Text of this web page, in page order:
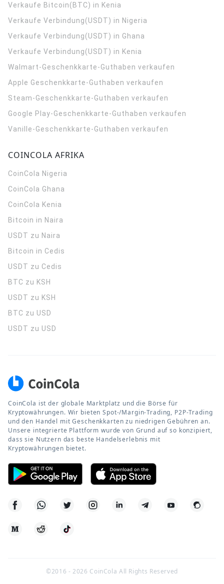
Verkaufe Bitcoin(BTC) in Kenia
Verkaufe Verbindung(USDT) in Nigeria
Verkaufe Verbindung(USDT) in Ghana
Verkaufe Verbindung(USDT) in Kenia
Walmart-Geschenkkarte-Guthaben verkaufen
Apple Geschenkkarte-Guthaben verkaufen
Steam-Geschenkkarte-Guthaben verkaufen
Google Play-Geschenkkarte-Guthaben verkaufen
Vanille-Geschenkkarte-Guthaben verkaufen
COINCOLA AFRIKA
CoinCola Nigeria
CoinCola Ghana
CoinCola Kenia
Bitcoin in Naira
USDT zu Naira
Bitcoin in Cedis
USDT zu Cedis
BTC zu KSH
USDT zu KSH
BTC zu USD
USDT zu USD
CoinCola ist der globale Marktplatz und die Börse für
Kryptowährungen. Wir bieten Spot-/Margin-Trading, P2P-Trading
und den Handel mit Geschenkkarten zu niedrigen Gebühren an.
Unsere integrierte Plattform wurde von Grund auf so konzipiert,
dass sie Nutzern das beste Handelserlebnis mit
Kryptowährungen bietet.
©2016 -2026 CoinCola All Rights Reserved